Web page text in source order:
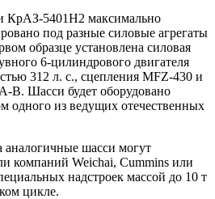
КрАЗ-5401Н2 максимально
под разные силовые агрегаты
образце установлена силовая
6-цилиндрового двигателя
312 л. с., сцепления MFZ-430 и
B. Шасси будет оборудовано
одного из ведущих отечественных
шасси могут
компаний Weichai, Cummins или
надстроек массой до 10 т
цикле.